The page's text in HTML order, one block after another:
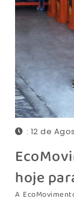
: 12 de
hoje
A